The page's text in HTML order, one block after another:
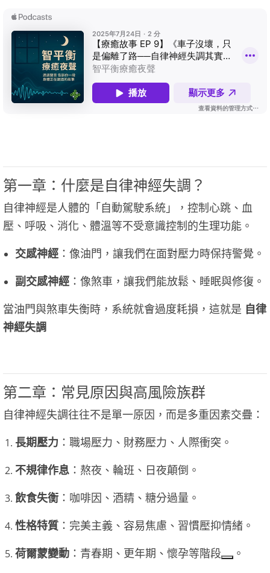
第一章：什麼是自律神經失調？
自律神經是人體的「自動駕駛系統」，控制心跳、血
壓、呼吸、消化、體溫等不受意識控制的生理功能。
交感神經 ：像油門，讓我們在面對壓力時保持警覺。
副交感神經 ：像煞車，讓我們能放鬆、睡眠與修復。
當油門與煞車失衡時，系統就會過度耗損，這就是 自律
神經失調
第二章：常見原因與高風險族群
自律神經失調往往不是單一原因，而是多重因素交疊：
長期壓力 ：職場壓力、財務壓力、人際衝突。
不規律作息 ：熬夜、輪班、日夜顛倒。
飲食失衡 ：咖啡因、酒精、糖分過量。
性格特質 ：完美主義、容易焦慮、習慣壓抑情緒。
荷爾蒙變動 ：青春期、更年期、懷孕等階段
。